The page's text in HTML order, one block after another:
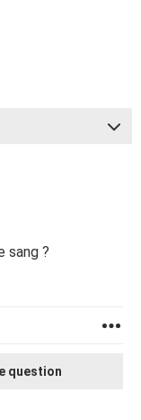
sang ?
question